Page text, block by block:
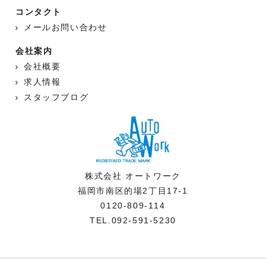
コンタクト
メールお問い合わせ
会社案内
会社概要
求人情報
スタッフブログ
株式会社 オートワーク
福岡市南区的場2丁目17-1
0120-809-114
TEL.092-591-5230